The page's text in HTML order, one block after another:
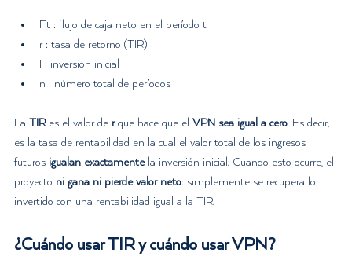
Ft : flujo de caja neto en el período t
r : tasa de retorno (TIR)
I : inversión inicial
n : número total de períodos
La TIR es el valor de r que hace que el VPN sea igual a cero. Es decir,
es la tasa de rentabilidad en la cual el valor total de los ingresos
futuros igualan exactamente la inversión inicial. Cuando esto ocurre, el
proyecto ni gana ni pierde valor neto: simplemente se recupera lo
invertido con una rentabilidad igual a la TIR.
¿Cuándo usar TIR y cuándo usar VPN?